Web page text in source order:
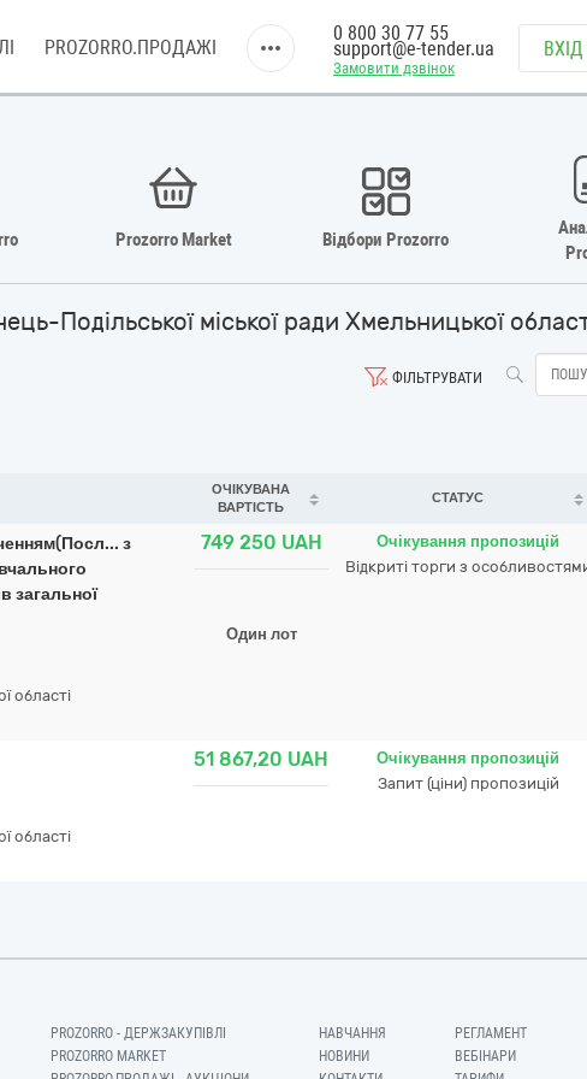
PROZORRO.ПРОДАЖІ
Замовити дзвінок
0 800 30 77 55
support@e-tender.ua ВХІД
Prozorro Market Відбори Prozorro
Подільської міської ради Хмельницької
ФІЛЬТРУВАТИ
ОЧІКУВАНА
ВАРТІСТЬ
СТАТУС
з
загальної
області
749 250 UAH
Один лот
Очікування пропозицій
Відкриті торги з
області
51 867,20 UAH
Очікування пропозицій
Запит (ціни) пропозицій
PROZORRO - ДЕРЖЗАКУПІВЛІ
PROZORRO MARKET
НАВЧАННЯ
НОВИНИ
РЕГЛАМЕНТ
ВЕБІНАРИ